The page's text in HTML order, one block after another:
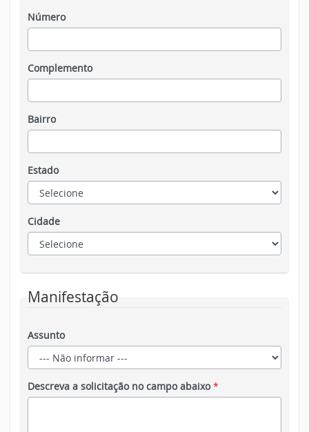
Número
Complemento
Bairro
Estado
Cidade
Manifestação
Assunto
Descreva a solicitação no campo abaixo*